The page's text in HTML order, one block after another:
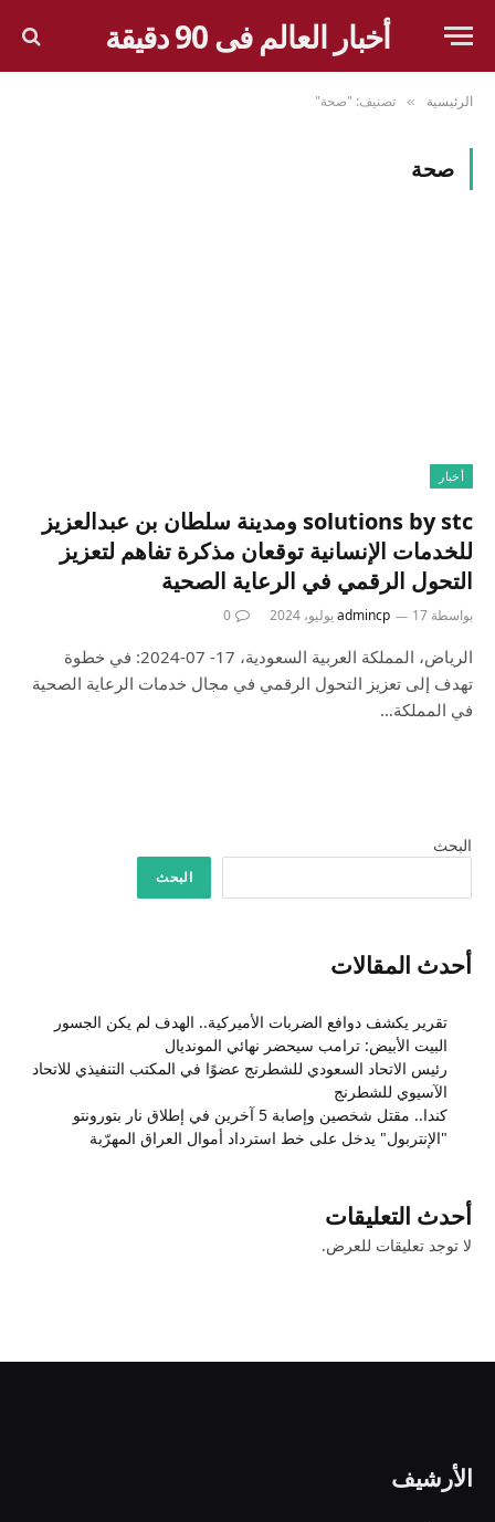
أخبار العالم فى 90 دقيقة
الرئيسية » تصنيف: "صحة"
صحة
أخبار
solutions by stc ومدينة سلطان بن عبدالعزيز
للخدمات الإنسانية توقعان مذكرة تفاهم لتعزيز
التحول الرقمي في الرعاية الصحية
بواسطة admincp 17 يوليو، 2024 0
الرياض، المملكة العربية السعودية، 17- 07-2024: في خطوة
تهدف إلى تعزيز التحول الرقمي في مجال خدمات الرعاية الصحية
في المملكة…
البحث
البحث
أحدث المقالات
تقرير يكشف دوافع الضربات الأميركية.. الهدف لم يكن الجسور
البيت الأبيض: ترامب سيحضر نهائي المونديال
رئيس الاتحاد السعودي للشطرنج عضوًا في المكتب التنفيذي للاتحاد
الآسيوي للشطرنج
كندا.. مقتل شخصين وإصابة 5 آخرين في إطلاق نار بتورونتو
"الإنتربول" يدخل على خط استرداد أموال العراق المهرّبة
أحدث التعليقات
لا توجد تعليقات للعرض.
الأرشيف